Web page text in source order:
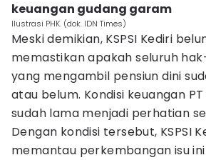
keuangan gudang garam
Ilustrasi PHK. (dok. IDN Times)
Meski demikian, KSPSI Kediri
memastikan apakah seluruh
yang mengambil pensiun dini
atau belum. Kondisi keuangan
sudah lama menjadi perhatian
Dengan kondisi tersebut, KSPSI
memantau perkembangan isu